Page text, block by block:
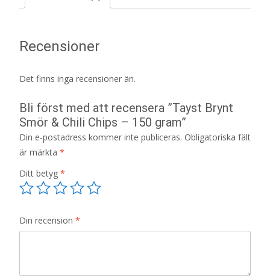
Recensioner
Det finns inga recensioner än.
Bli först med att recensera ”Tayst Brynt
Smör & Chili Chips – 150 gram”
Din e-postadress kommer inte publiceras. Obligatoriska fält
är märkta *
Ditt betyg *
Din recension *